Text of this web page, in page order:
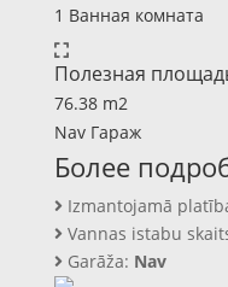
1 Ванная комната
Полезная
76.38 m2
Nav Гараж
Более
Izmantojamā
Vannas istabu
Garāža: Nav